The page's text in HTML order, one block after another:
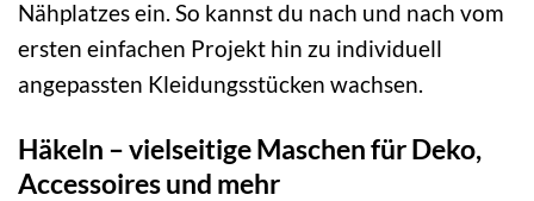
Nähplatzes ein. So kannst du nach und nach vom
ersten einfachen Projekt hin zu individuell
angepassten Kleidungsstücken wachsen.
Häkeln – vielseitige Maschen für Deko,
Accessoires und mehr